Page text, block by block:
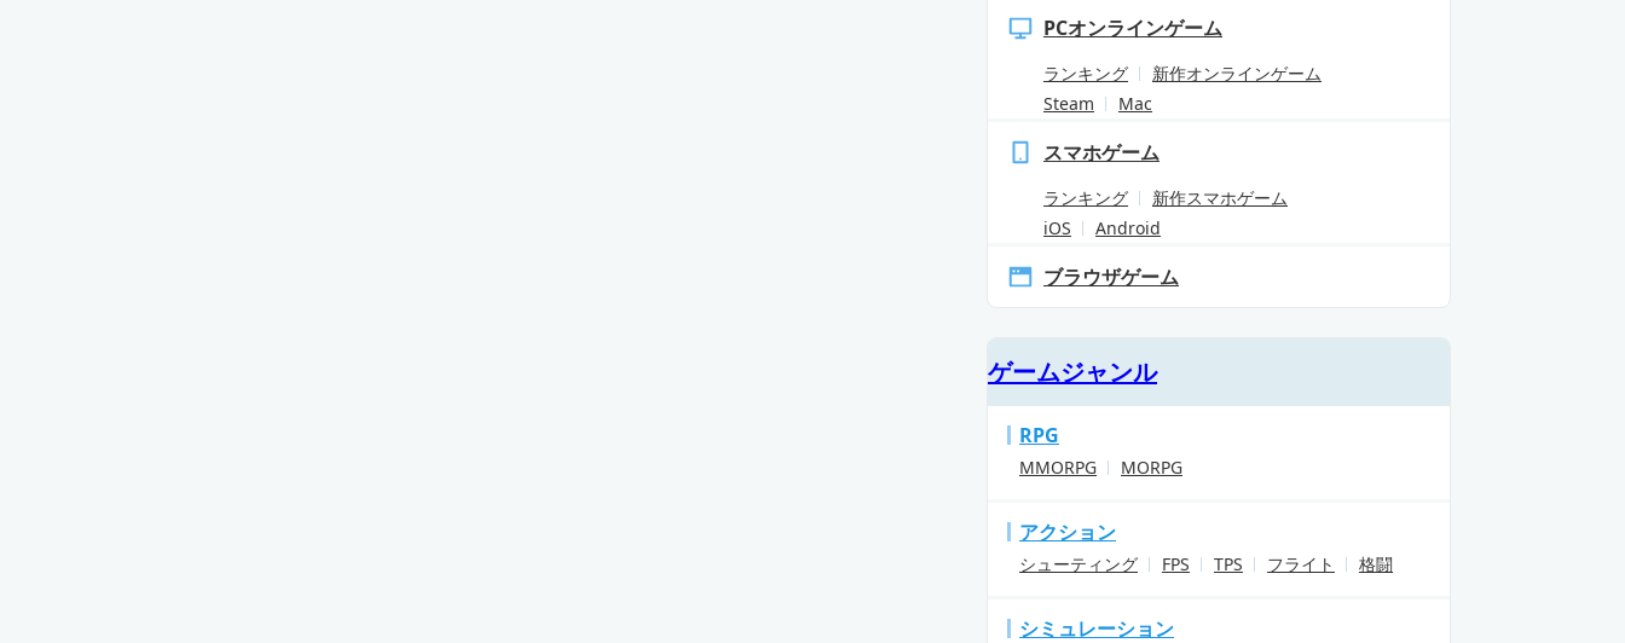
PCオンラインゲーム
ランキング
新作オンラインゲーム
Steam
Mac
スマホゲーム
ランキング
新作スマホゲーム
iOS
Android
ブラウザゲーム
ゲームジャンル
RPG
MMORPG MORPG
アクション
シューティング FPS TPS フライト 格闘
シミュレーション